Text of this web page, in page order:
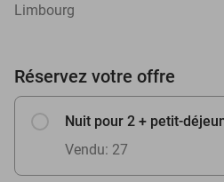
Limbourg
Réservez votre offre
Nuit pour 2 + petit-
Vendu: 27